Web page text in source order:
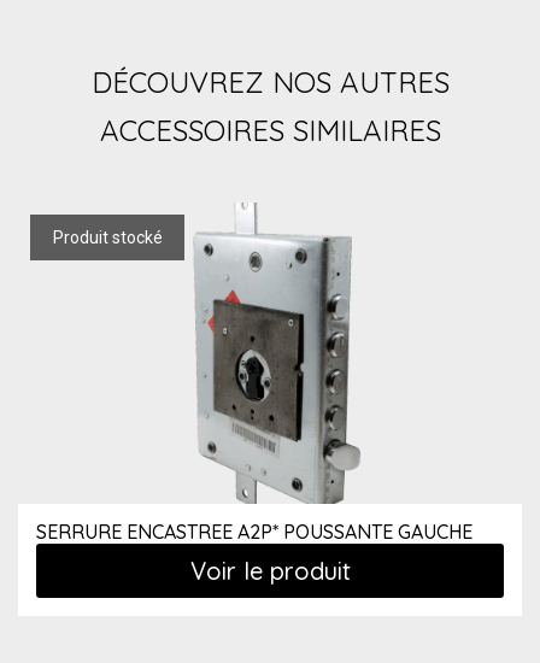
DÉCOUVREZ NOS AUTRES
ACCESSOIRES SIMILAIRES
SERRURE ENCASTREE A2P* POUSSANTE GAUCHE
Voir le produit